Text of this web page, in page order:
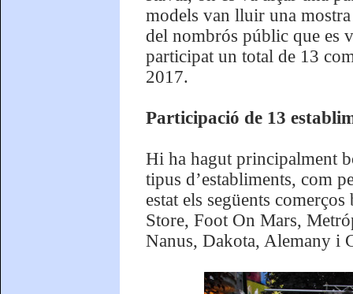
models van lluir una
del nombrós públic que es
participat un total de 13
2017.
Participació de 13
Hi ha hagut principalment
tipus d’establiments, com
estat els següents
Store, Foot On Mars,
Nanus, Dakota, Alemany i